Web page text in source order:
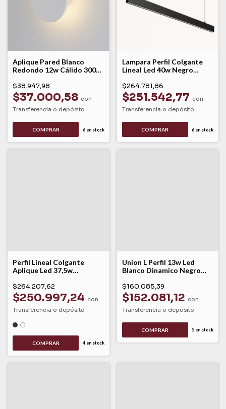
Aplique Pared Blanco
Redondo 12w Cálido 3000k
$38.947,98
$37.000,58 con
Transferencia o depósito
6en stock
Lampara Perfil Colgante
Lineal Led 40w Negro
$264.781,86
$251.542,77 con
Transferencia o depósito
6en stock
Perfil Lineal Colgante
Aplique Led 37,5w
$264.207,62
$250.997,24 con
Transferencia o depósito
COMPRAR 4en stock
Union L Perfil 13w Led
Blanco Dinamico Negro
$160.085,39
$152.081,12 con
Transferencia o depósito
COMPRAR 5en stock